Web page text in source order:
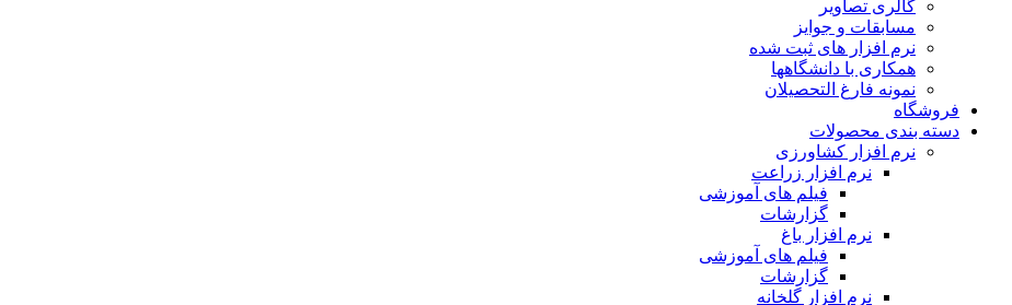
گالری تصاویر
مسابقات و جوایز
نرم افزار های ثبت شده
همکاری با دانشگاهها
نمونه فارغ التحصیلان
فروشگاه
دسته بندی محصولات
نرم افزار کشاورزی
نرم افزار زراعت
فیلم های آموزشی
گزارشات
نرم افزار باغ
فیلم های آموزشی
گزارشات
نرم افزار گلخانه